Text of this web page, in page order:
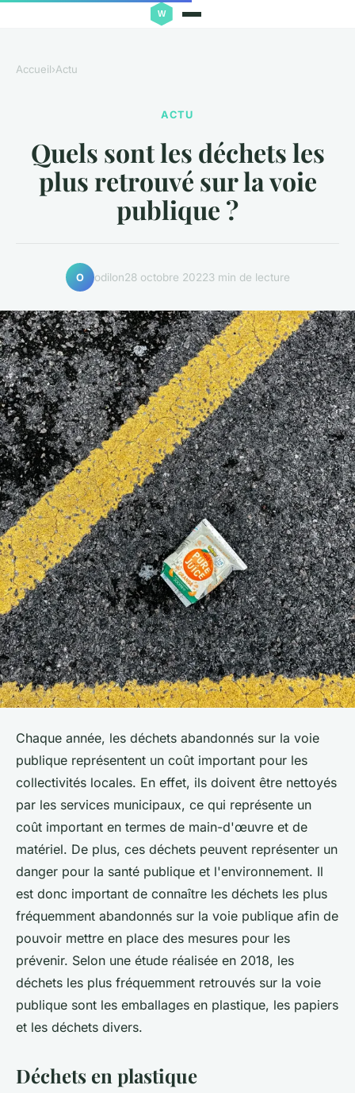
Accueil›Actu
ACTU
Quels sont les déchets les
plus retrouvé sur la voie
publique ?
O odilon28 octobre 20223 min de lecture
Chaque année, les déchets abandonnés sur la voie
publique représentent un coût important pour les
collectivités locales. En effet, ils doivent être nettoyés
par les services municipaux, ce qui représente un
coût important en termes de main-d'œuvre et de
matériel. De plus, ces déchets peuvent représenter un
danger pour la santé publique et l'environnement. Il
est donc important de connaître les déchets les plus
fréquemment abandonnés sur la voie publique afin de
pouvoir mettre en place des mesures pour les
prévenir. Selon une étude réalisée en 2018, les
déchets les plus fréquemment retrouvés sur la voie
publique sont les emballages en plastique, les papiers
et les déchets divers.
Déchets en plastique